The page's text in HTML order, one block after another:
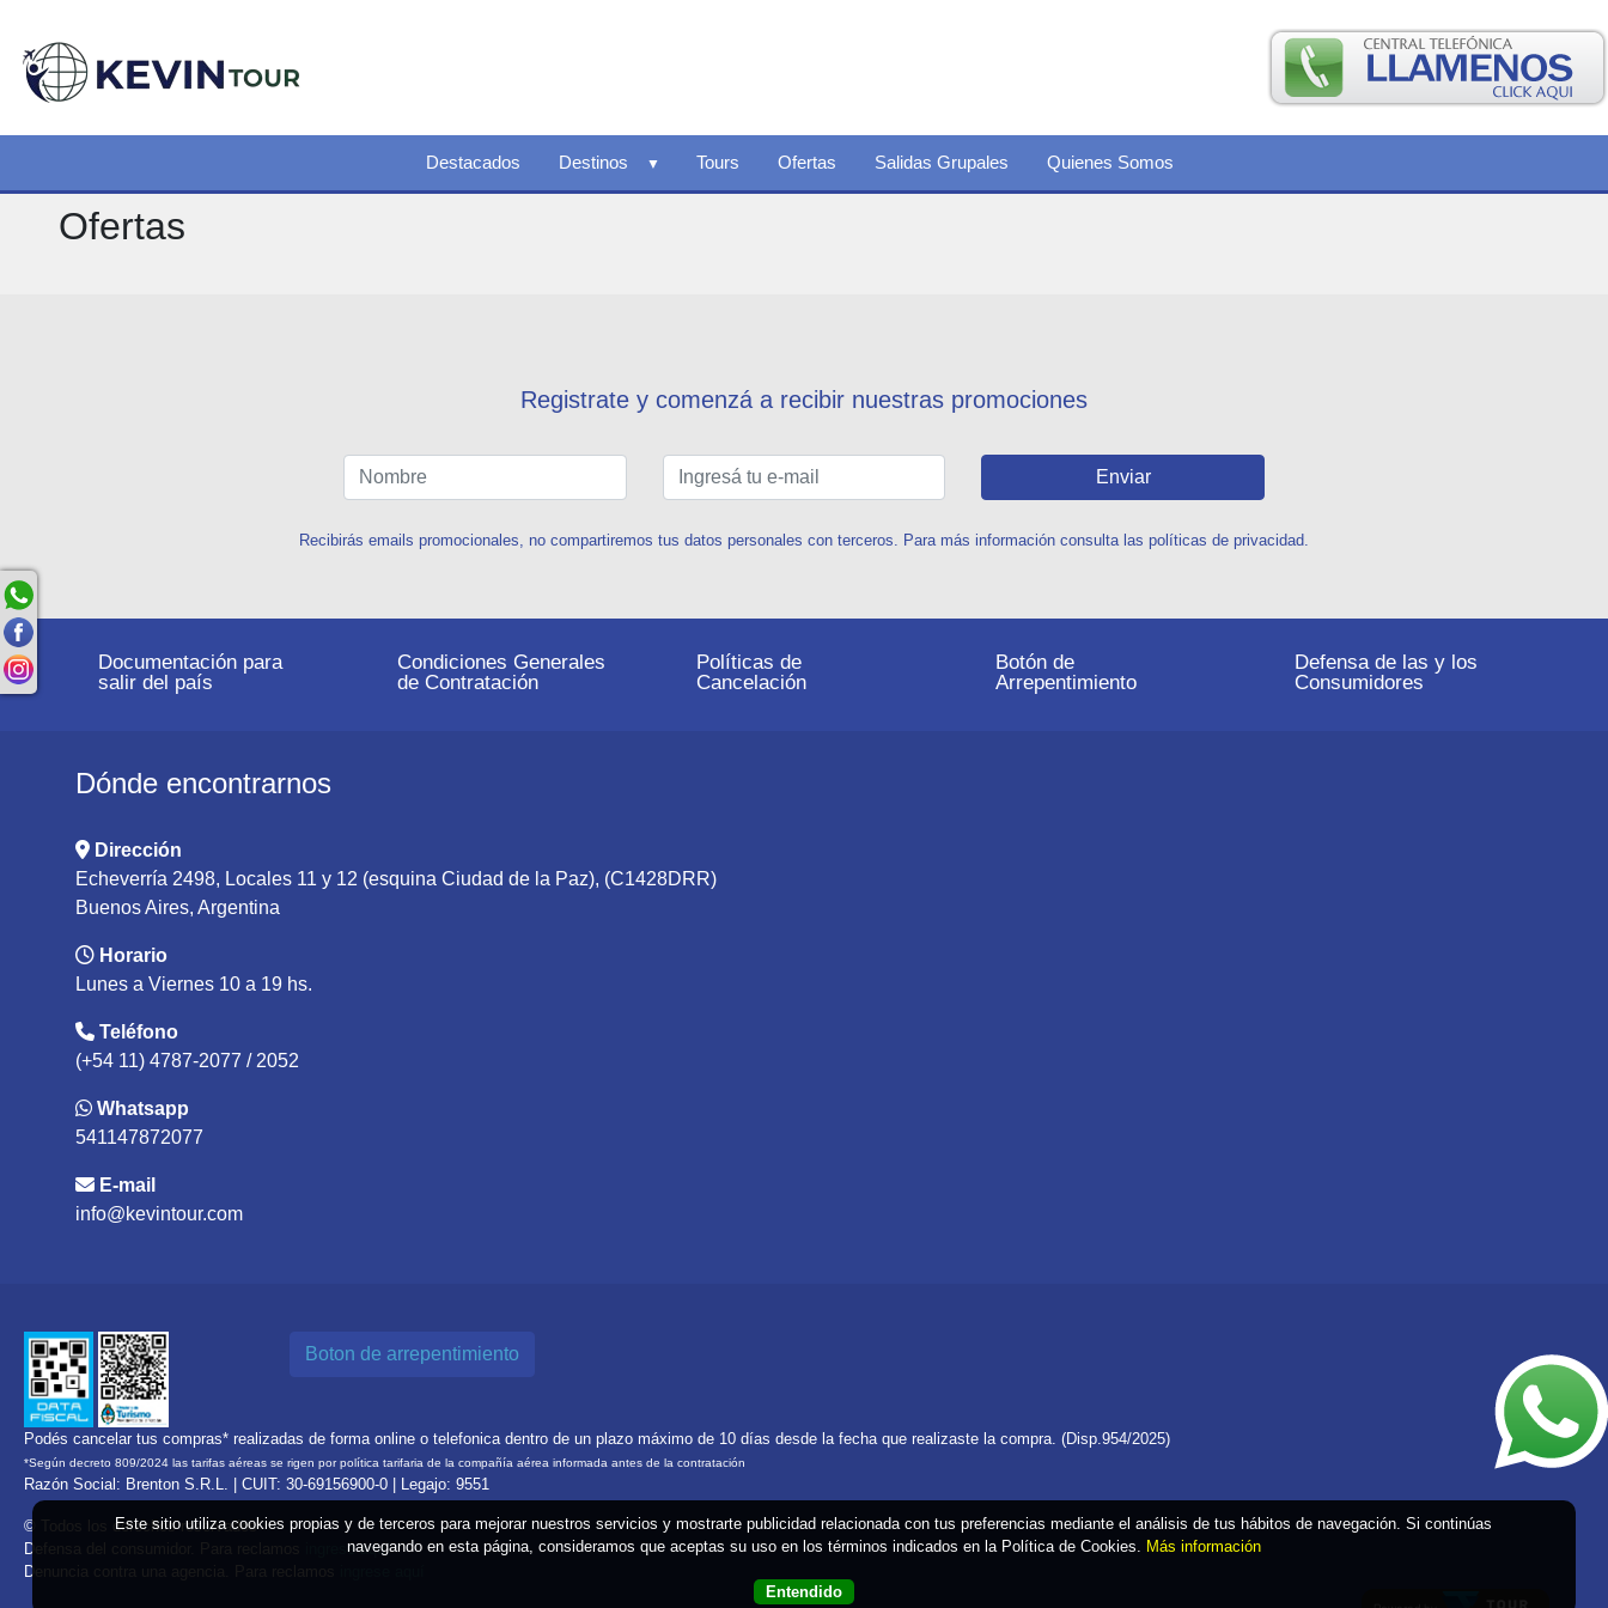
Destacados Destinos Tours Ofertas Salidas Grupales Quienes Somos
Ofertas
Registrate y comenzá a recibir nuestras promociones
Enviar
Recibirás emails promocionales, no compartiremos tus datos personales con terceros. Para más información consulta las políticas de privacidad.
Documentación para
salir del país
Condiciones Generales
de Contratación
Políticas de
Cancelación
Botón de
Arrepentimiento
Defensa de las y los
Consumidores
Dónde encontrarnos
Dirección
Echeverría 2498, Locales 11 y 12 (esquina Ciudad de la Paz), (C1428DRR)
Buenos Aires, Argentina
Horario
Lunes a Viernes 10 a 19 hs.
Teléfono
(+54 11) 4787-2077 / 2052
Whatsapp
541147872077
E-mail
info@kevintour.com
Boton de arrepentimiento
Podés cancelar tus compras* realizadas de forma online o telefonica dentro de un plazo máximo de 10 días desde la fecha que realizaste la compra. (Disp.954/2025)
*Según decreto 809/2024 las tarifas aéreas se rigen por política tarifaria de la compañía aérea informada antes de la contratación
Razón Social: Brenton S.R.L. | CUIT: 30-69156900-0 | Legajo: 9551
© Todos los derechos reservados
Defensa del consumidor. Para reclamos
ingrese aquí
Denuncia contra una agencia. Para reclamos
Este sitio utiliza cookies propias y de terceros para mejorar nuestros servicios y mostrarte publicidad relacionada con tus preferencias mediante el análisis de tus hábitos de navegación. Si continúas
navegando en esta página, consideramos que aceptas su uso en los términos indicados en la Política de Cookies. Más información
Entendido